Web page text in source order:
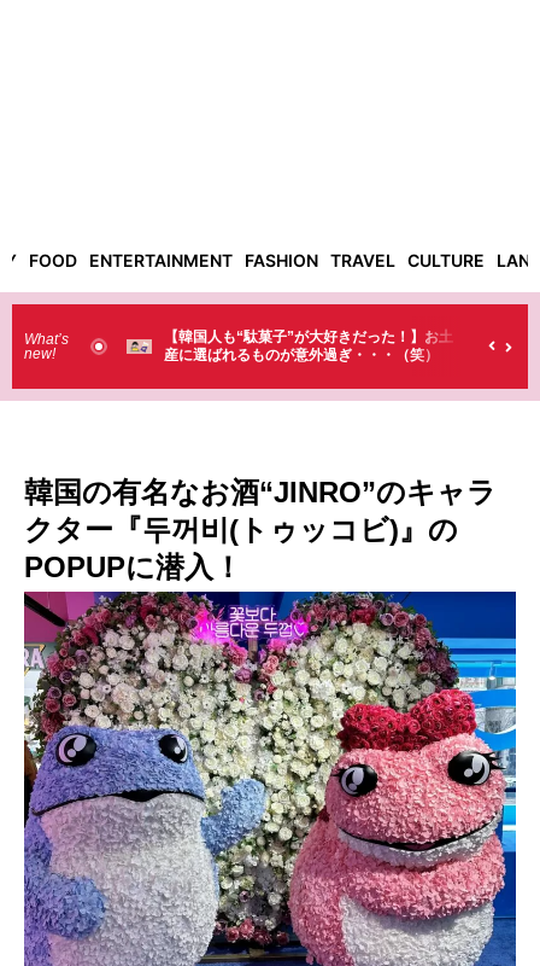
FOOD ENTERTAINMENT FASHION TRAVEL CULTURE
What’s
new!
！】お土
（笑）
【そんなものまで買っていくの？】日本のド
ラストで韓国人が買うものがちょっと…
韓国の有名なお酒“JINRO”のキャラ
クター『두꺼비(トゥッコビ)』の
POPUPに潜入！